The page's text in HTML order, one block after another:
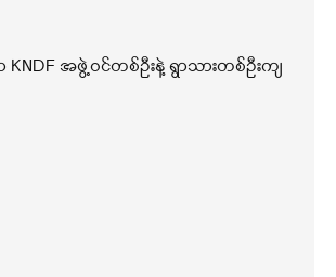
အဖွဲ့ဝင်တစ်ဦးနဲ့ ရွာသားတစ်ဦးကျ